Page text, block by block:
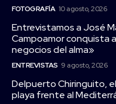
FOTOGRAFÍA 10 agosto, 2026
Entrevistamos a José
Campoamor conquista
negocios del alma»
ENTREVISTAS 9 agosto, 2026
Delpuerto Chiringuito,
playa frente al